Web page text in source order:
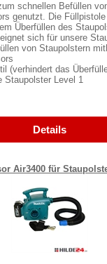
schnellen Befüllen
genutzt. Die
Überfüllen des
sich für unsere
von Staupolstern
(verhindert das
Staupolster Level 1
Details
Air3400 für